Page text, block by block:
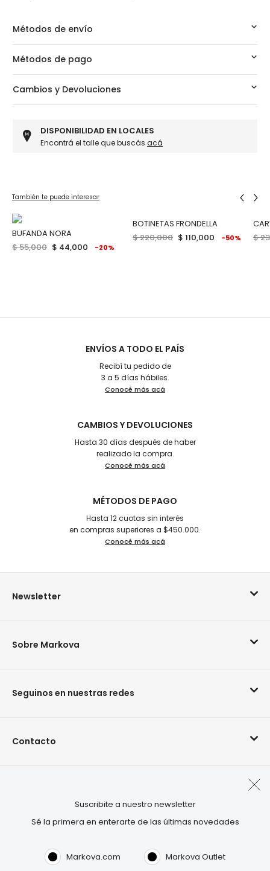
Métodos de envío
Métodos de pago
Cambios y Devoluciones
DISPONIBILIDAD EN LOCALES
Encontrá el talle que buscás acá
También te puede interesar
BUFANDA NORA
$ 55,000 $ 44,000 -20%
BOTINETAS FRONDELLA
$ 220,000 $ 110,000 -50%
$
ENVÍOS A TODO EL PAÍS
Recibí tu pedido de
3 a 5 días hábiles.
Conocé más acá
CAMBIOS Y DEVOLUCIONES
Hasta 30 días después de haber
realizado la compra.
Conocé más acá
MÉTODOS DE PAGO
Hasta 12 cuotas sin interés
en compras superiores a $450.000.
Conocé más acá
Newsletter
Sobre Markova
Seguinos en nuestras redes
Contacto
Suscribite a nuestro newsletter
Sé la primera en enterarte de las últimas novedades
Markova.com Markova Outlet